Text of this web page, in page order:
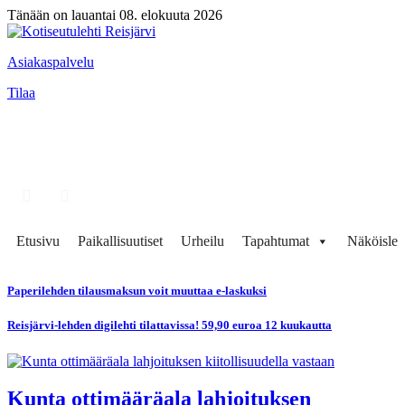
Tänään on lauantai 08. elokuuta 2026
Asiakaspalvelu
Tilaa
Etusivu Paikallisuutiset Urheilu Tapahtumat
Paperilehden tilausmaksun voit muuttaa e-laskuksi
Reisjärvi-lehden digilehti tilattavissa! 59,90 euroa 12 kuukautta
Kunta ottimääräala lahjoituksen